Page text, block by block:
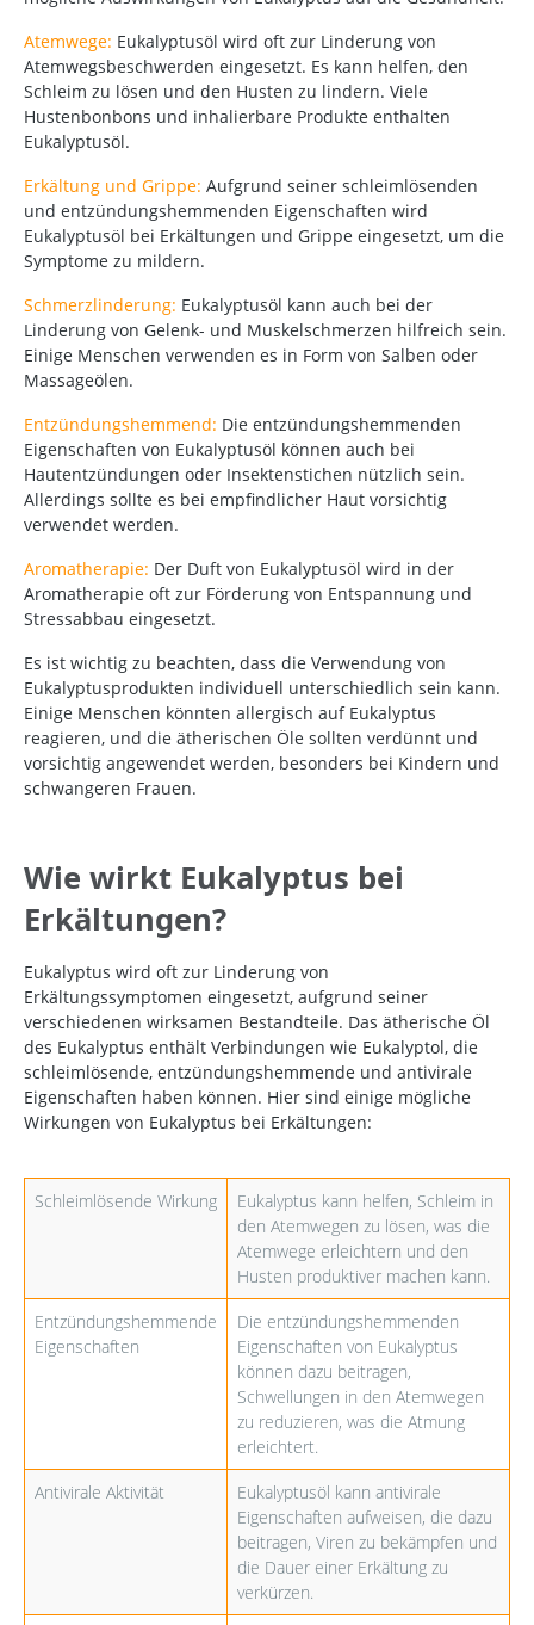
Atemwege: Eukalyptusöl wird oft zur Linderung von
Atemwegsbeschwerden eingesetzt. Es kann helfen, den
Schleim zu lösen und den Husten zu lindern. Viele
Hustenbonbons und inhalierbare Produkte enthalten
Eukalyptusöl.
Erkältung und Grippe: Aufgrund seiner schleimlösenden
und entzündungshemmenden Eigenschaften wird
Eukalyptusöl bei Erkältungen und Grippe eingesetzt, um die
Symptome zu mildern.
Schmerzlinderung: Eukalyptusöl kann auch bei der
Linderung von Gelenk- und Muskelschmerzen hilfreich sein.
Einige Menschen verwenden es in Form von Salben oder
Massageölen.
Entzündungshemmend: Die entzündungshemmenden
Eigenschaften von Eukalyptusöl können auch bei
Hautentzündungen oder Insektenstichen nützlich sein.
Allerdings sollte es bei empfindlicher Haut vorsichtig
verwendet werden.
Aromatherapie: Der Duft von Eukalyptusöl wird in der
Aromatherapie oft zur Förderung von Entspannung und
Stressabbau eingesetzt.
Es ist wichtig zu beachten, dass die Verwendung von
Eukalyptusprodukten individuell unterschiedlich sein kann.
Einige Menschen könnten allergisch auf Eukalyptus
reagieren, und die ätherischen Öle sollten verdünnt und
vorsichtig angewendet werden, besonders bei Kindern und
schwangeren Frauen.
Wie wirkt Eukalyptus bei
Erkältungen?
Eukalyptus wird oft zur Linderung von
Erkältungssymptomen eingesetzt, aufgrund seiner
verschiedenen wirksamen Bestandteile. Das ätherische Öl
des Eukalyptus enthält Verbindungen wie Eukalyptol, die
schleimlösende, entzündungshemmende und antivirale
Eigenschaften haben können. Hier sind einige mögliche
Wirkungen von Eukalyptus bei Erkältungen:
Schleimlösende Wirkung
Eukalyptus kann helfen, Schleim in
den Atemwegen zu lösen, was die
Atemwege erleichtern und den
Husten produktiver machen kann.
Entzündungshemmende
Eigenschaften
Die entzündungshemmenden
Eigenschaften von Eukalyptus
können dazu beitragen,
Schwellungen in den Atemwegen
zu reduzieren, was die Atmung
erleichtert.
Antivirale Aktivität
Eukalyptusöl kann antivirale
Eigenschaften aufweisen, die dazu
beitragen, Viren zu bekämpfen und
die Dauer einer Erkältung zu
verkürzen.